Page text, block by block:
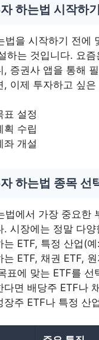
하는법 시작하기
법을 시작하기 전에
하는 것입니다. 요
, 증권사 앱을 통해
, 이제 투자하고 싶
표 설정
획 수립
좌 개설
하는법 종목 선
법에서 가장 중요한
. 시장에는 정말 다
는 ETF, 특정 산업(
는 ETF, 채권 ETF,
표에 맞는 ETF를
다면 배당주 ETF나
장주 ETF나 특정 산